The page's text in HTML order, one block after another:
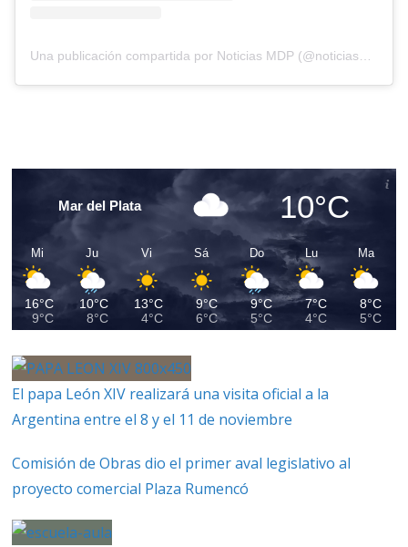
Una publicación compartida por Noticias MDP (@noticiasmdp)
Mar del Plata 10°C
Mi
16°C
9°C
Ju
10°C
8°C
Vi
13°C
4°C
Sá
9°C
6°C
Do
9°C
5°C
Lu
7°C
4°C
Ma
8°C
5°C
El papa León XIV realizará una visita oficial a la
Argentina entre el 8 y el 11 de noviembre
Comisión de Obras dio el primer aval legislativo al
proyecto comercial Plaza Rumencó